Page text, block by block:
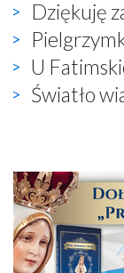
Dziękuję
U
Światło